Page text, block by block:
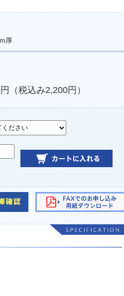
厚
（税込み2,200円）